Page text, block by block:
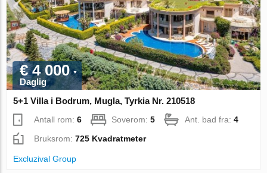
€ 4 000
Daglig
5+1 Villa i Bodrum, Mugla, Tyrkia Nr. 210518
Antall rom:6 Soverom:5 Ant. bad fra:4
Bruksrom:725 Kvadratmeter
Excluzival Group